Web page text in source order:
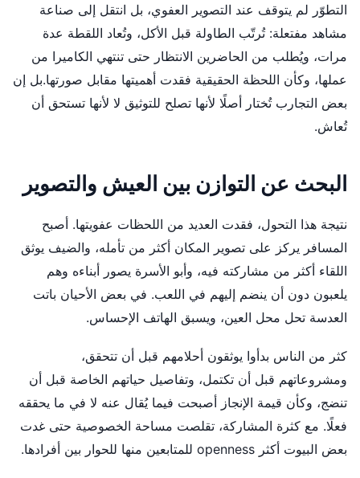
التطوّر لم يتوقف عند التصوير العفوي، بل انتقل إلى صناعة
مشاهد مفتعلة: تُرتّب الطاولة قبل الأكل، وتُعاد اللقطة عدة
مرات، ويُطلب من الحاضرين الانتظار حتى تنتهي الكاميرا من
عملها، وكأن اللحظة الحقيقية فقدت أهميتها مقابل صورتها.بل إن
بعض التجارب تُختار أصلًا لأنها تصلح للتوثيق لا لأنها تستحق أن
تُعاش.
البحث عن التوازن بين العيش والتصوير
نتيجة هذا التحول، فقدت العديد من اللحظات عفويتها. أصبح
المسافر يركز على تصوير المكان أكثر من تأمله، والضيف يوثق
اللقاء أكثر من مشاركته فيه، وأبو الأسرة يصور أبناءه وهم
يلعبون دون أن ينضم إليهم في اللعب. في بعض الأحيان باتت
العدسة تحل محل العين، ويسبق الهاتف الإحساس.
كثر من الناس بدأوا يوثقون أحلامهم قبل أن تتحقق،
ومشروعاتهم قبل أن تكتمل، وتفاصيل حياتهم الخاصة قبل أن
تنضج، وكأن قيمة الإنجاز أصبحت فيما يُقال عنه لا في ما يحققه
فعلًا. مع كثرة المشاركة، تقلصت مساحة الخصوصية حتى غدت
بعض البيوت أكثر openness للمتابعين منها للحوار بين أفرادها.